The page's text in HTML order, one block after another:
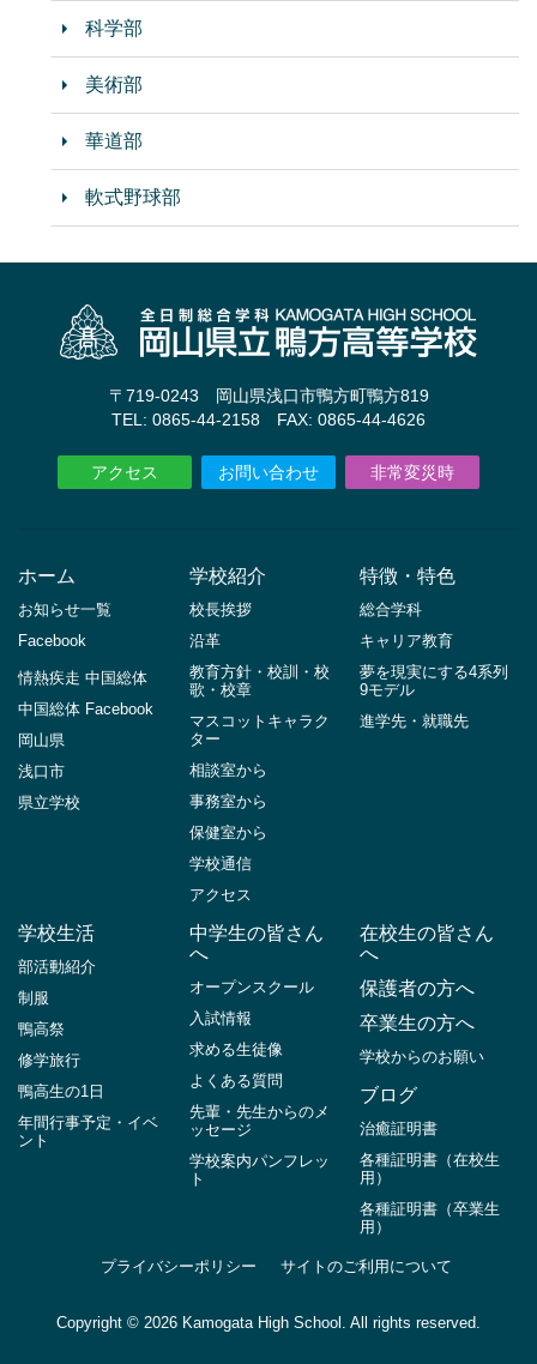
科学部
美術部
華道部
軟式野球部
〒719-0243 岡山県浅口市鴨方町鴨方819
TEL: 0865-44-2158 FAX: 0865-44-4626
アクセス お問い合わせ 非常変災時
ホーム
お知らせ一覧
Facebook
情熱疾走 中国総体
中国総体 Facebook
岡山県
浅口市
県立学校
学校紹介
校長挨拶
沿革
教育方針・校訓・校
歌・校章
マスコットキャラク
ター
相談室から
事務室から
保健室から
学校通信
アクセス
特徴・特色
総合学科
キャリア教育
夢を現実にする4系列
9モデル
進学先・就職先
学校生活
部活動紹介
制服
鴨高祭
修学旅行
鴨高生の1日
年間行事予定・イベ
ント
中学生の皆さん
へ
オープンスクール
入試情報
求める生徒像
よくある質問
先輩・先生からのメ
ッセージ
学校案内パンフレッ
ト
在校生の皆さん
へ
保護者の方へ
卒業生の方へ
学校からのお願い
ブログ
治癒証明書
各種証明書（在校生
用）
各種証明書（卒業生
用）
プライバシーポリシー サイトのご利用について
Copyright © 2026 Kamogata High School. All rights reserved.